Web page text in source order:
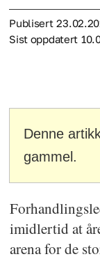
Publisert
Sist oppdatert
Denne
gammel.
imidlertid at
arena for de